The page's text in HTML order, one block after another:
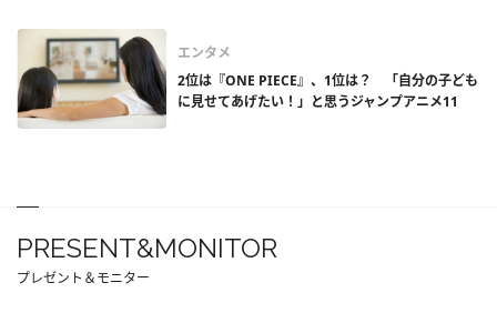
エンタメ
2位は『ONE PIECE』、1位は？ 「自分の子ども
に見せてあげたい！」と思うジャンプアニメ11
PRESENT&MONITOR
プレゼント＆モニター